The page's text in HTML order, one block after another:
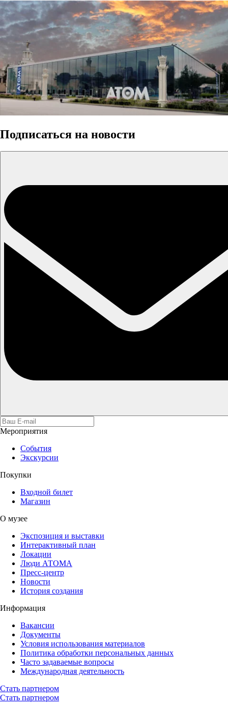
Подписаться на новости
Мероприятия
События
Экскурсии
Покупки
Входной билет
Магазин
О музее
Экспозиция и выставки
Интерактивный план
Локации
Люди АТОМА
Пресс-центр
Новости
История создания
Информация
Вакансии
Документы
Условия использования материалов
Политика обработки персональных данных
Часто задаваемые вопросы
Международная деятельность
Стать партнером
Стать партнером